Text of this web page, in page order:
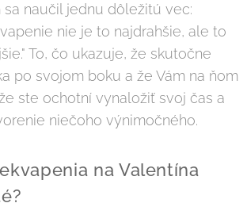
sa naučil jednu dôležitú vec:
nie je to najdrahšie, ale to
To, čo ukazuje, že skutočne
po svojom boku a že Vám na ňom
ste ochotní vynaložiť svoj čas a
niečoho výnimočného.
na Valentína